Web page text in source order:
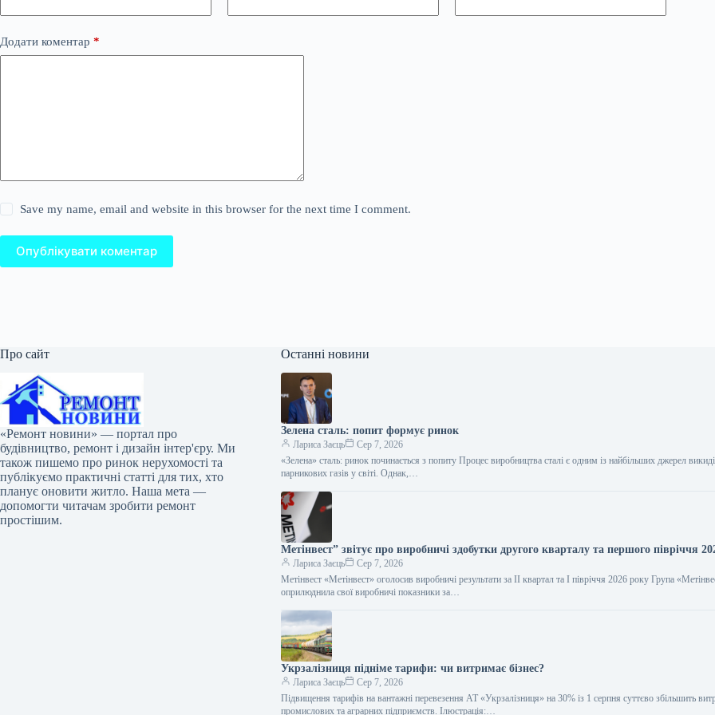
Додати коментар *
Save my name, email and website in this browser for the next time I comment.
Опублікувати коментар
Про сайт
«Ремонт новини» — портал про
будівництво, ремонт і дизайн інтер'єру. Ми
також пишемо про ринок нерухомості та
публікуємо практичні статті для тих, хто
планує оновити житло. Наша мета —
допомогти читачам зробити ремонт
простішим.
Останні новини
Зелена сталь: попит формує ринок
Лариса Заєць
Сер 7, 2026
«Зелена» сталь: ринок починається з попиту Процес виробництва сталі є одним із найбільших джерел
парникових газів у світі. Однак,…
Метінвест” звітує про виробничі здобутки другого кварталу та першого півріччя
Лариса Заєць
Сер 7, 2026
Метінвест «Метінвест» оголосив виробничі результати за ІІ квартал та I півріччя 2026 року Група
оприлюднила свої виробничі показники за…
Укрзалізниця підніме тарифи: чи витримає бізнес?
Лариса Заєць
Сер 7, 2026
Підвищення тарифів на вантажні перевезення АТ «Укрзалізниця» на 30% із 1 серпня суттєво збільшить
промислових та аграрних підприємств. Ілюстрація:…